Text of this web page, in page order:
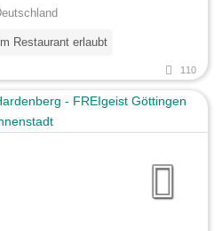
Restaurant erlaubt
110